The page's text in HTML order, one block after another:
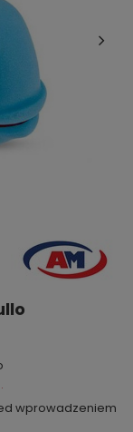
wprowadzeniem